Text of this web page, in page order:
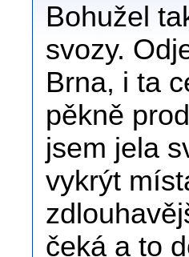
Bohužel
svozy.
Brna, i ta
pěkně
jsem jela
vykrýt
čeká a to